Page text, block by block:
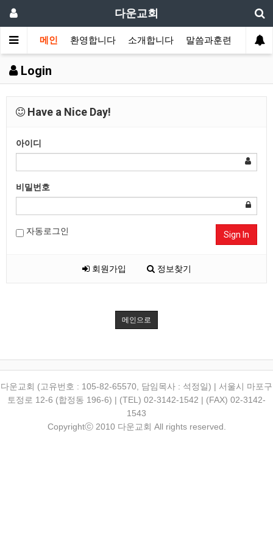
다운교회
메인 환영합니다 소개합니다 말씀과훈련 가정
Login
Have a Nice Day!
아이디
비밀번호
자동로그인 Sign In
회원가입 정보찾기
메인으로
다운교회 (고유번호 : 105-82-65570, 담임목사 : 석정일) | 서울시 마포구
토정로 12-6 (합정동 196-6) | (TEL) 02-3142-1542 | (FAX) 02-3142-
1543
Copyrightⓒ 2010 다운교회 All rights reserved.